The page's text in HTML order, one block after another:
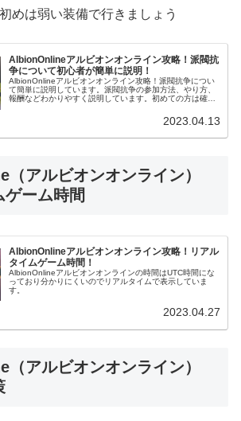
めは弱い装備で行きましょう
AlbionOnlineアルビオンオンライン攻略！派閥抗
争について初心者が簡単に説明！
AlbionOnlineアルビオンオンライン攻略！派閥抗争につい
て簡単に説明しています。派閥抗争の参加方法、やり方、
報酬などわかりやすく説明しています。初めての方は確認
2023.04.13
アルビオンオンライン）
ゲーム時間
AlbionOnlineアルビオンオンライン攻略！リアル
タイムゲーム時間！
AlbionOnlineアルビオンオンラインの時間はUTC時間にな
っており分かりにくいのでリアルタイムで表示していま
す。
2023.04.27
アルビオンオンライン）